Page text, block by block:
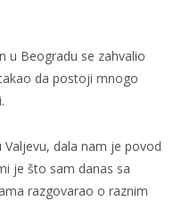
u Beogradu se zahvalio
da postoji mnogo
dala nam je povod
je što sam danas sa
razgovarao o raznim